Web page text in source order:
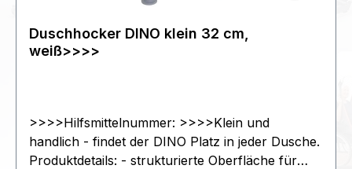
Duschhocker DINO klein 32 cm,
weiß>>>>
>>>>Hilfsmittelnummer: >>>>Klein und
handlich - findet der DINO Platz in jeder Dusche.
Produktdetails: - strukturierte Oberfläche für